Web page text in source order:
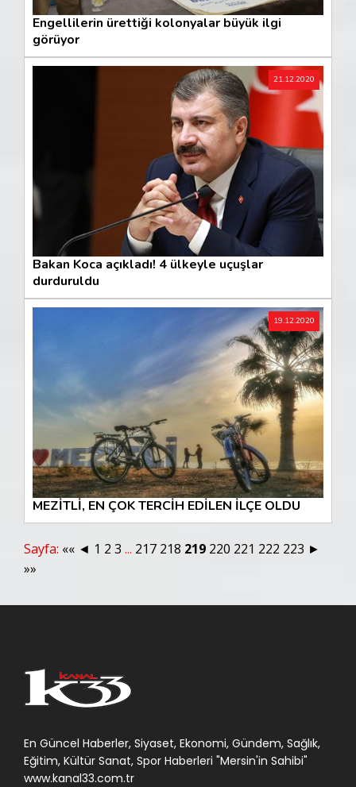
Engellilerin ürettiği kolonyalar büyük ilgi
görüyor
21.12.2020
Bakan Koca açıkladı! 4 ülkeyle uçuşlar
durduruldu
19.12.2020
MEZİTLİ, EN ÇOK TERCİH EDİLEN İLÇE OLDU
Sayfa: «« ◄ 1 2 3 ... 217 218 219 220 221 222 223 ►
»»
En Güncel Haberler, Siyaset, Ekonomi, Gündem, Sağlık,
Eğitim, Kültür Sanat, Spor Haberleri "Mersin'in Sahibi"
www.kanal33.com.tr